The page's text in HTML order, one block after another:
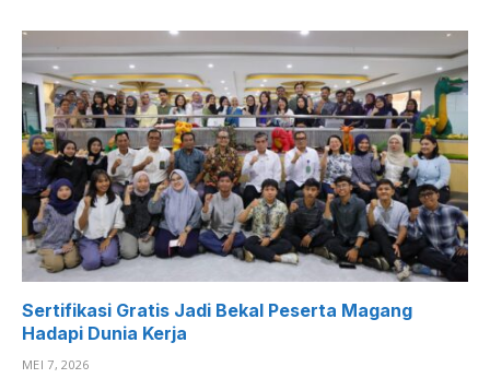
Sertifikasi Gratis Jadi Bekal Peserta Magang
Hadapi Dunia Kerja
MEI 7, 2026